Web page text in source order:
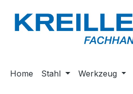
Hauptinhalt springen
Zur Suche springen
Zur Hauptnavigation springen
Home Stahl Werkzeug